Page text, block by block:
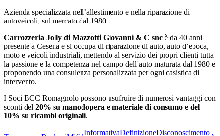
Azienda specializzata nell’allestimento e nella riparazione di
autoveicoli, sul mercato dal 1980.
Carrozzeria Jolly di Mazzotti Giovanni & C snc è da 40 anni
presente a Cesena e si occupa di riparazione di auto, auto d’epoca,
moto e veicoli industriali, mettendo al servizio dei propri clienti tutta
la passione e la competenza nel campo dell’auto maturata dal 1980 e
proponendo una consulenza personalizzata per ogni casistica di
intervento.
I Soci BCC Romagnolo possono usufruire di numerosi vantaggi con
sconti del 20% su manodopera e materiale di consumo e del
10% su ricambi originali.
InformativaDefinizioneDisconoscimento